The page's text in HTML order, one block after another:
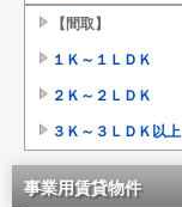
【間取】
１Ｋ～１ＬＤＫ
２Ｋ～２ＬＤＫ
３Ｋ～３ＬＤＫ以上
事業用賃貸物件